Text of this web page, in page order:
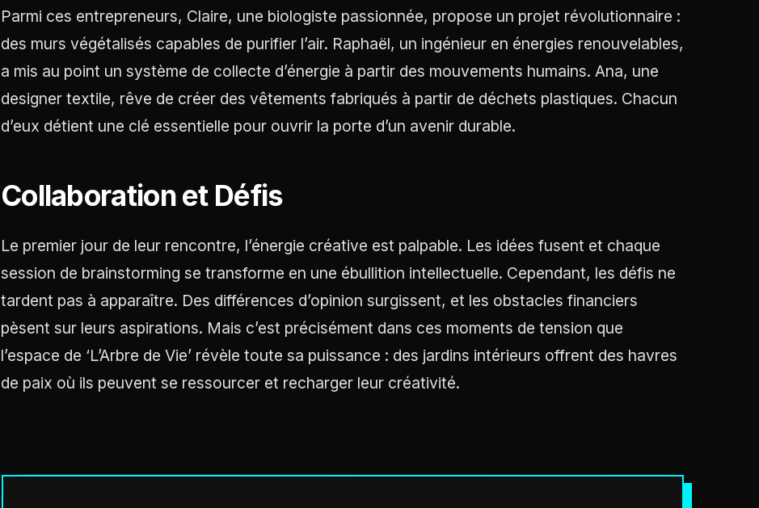
Parmi ces entrepreneurs, Claire, une biologiste passionnée, propose un projet révolutionnaire :
des murs végétalisés capables de purifier l’air. Raphaël, un ingénieur en énergies renouvelables,
a mis au point un système de collecte d’énergie à partir des mouvements humains. Ana, une
designer textile, rêve de créer des vêtements fabriqués à partir de déchets plastiques. Chacun
d’eux détient une clé essentielle pour ouvrir la porte d’un avenir durable.
Collaboration et Défis
Le premier jour de leur rencontre, l’énergie créative est palpable. Les idées fusent et chaque
session de brainstorming se transforme en une ébullition intellectuelle. Cependant, les défis ne
tardent pas à apparaître. Des différences d’opinion surgissent, et les obstacles financiers
pèsent sur leurs aspirations. Mais c’est précisément dans ces moments de tension que
l’espace de ‘L’Arbre de Vie’ révèle toute sa puissance : des jardins intérieurs offrent des havres
de paix où ils peuvent se ressourcer et recharger leur créativité.